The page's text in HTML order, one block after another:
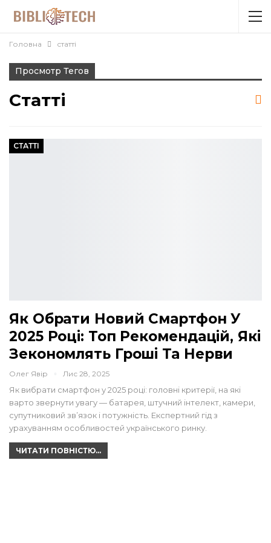
Головна статті
Просмотр Тегов
Статті
СТАТТІ
Як Обрати Новий Смартфон У
2025 Році: Топ Рекомендацій, Які
Зекономлять Гроші Та Нерви
Олег Явір Лис 28, 2025
Як вибрати смартфон у 2025 році: головні критерії, на які
варто звернути увагу — батарея, штучний інтелект, камери,
супутниковий зв’язок і потужність. Експертний гід з
урахуванням особливостей українського ринку.
ЧИТАТИ ПОВНІСТЮ...